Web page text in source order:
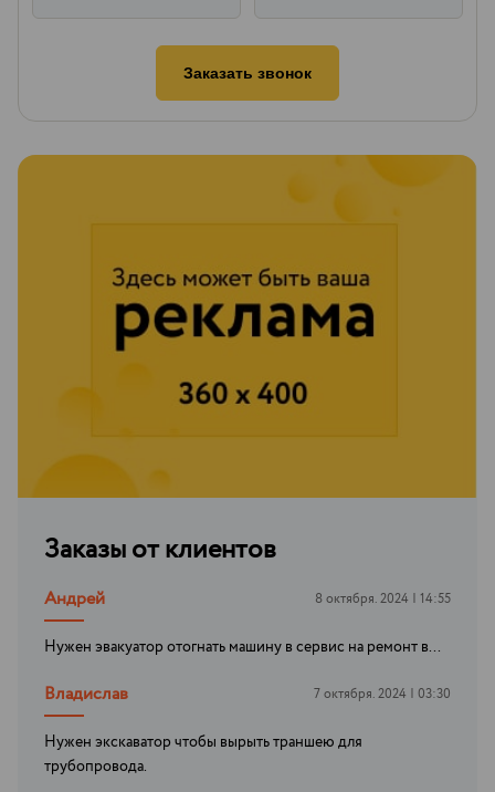
Заказать звонок
Заказы от клиентов
Андрей 8 октября. 2024 | 14:55
Нужен эвакуатор отогнать машину в сервис на ремонт в...
Владислав 7 октября. 2024 | 03:30
Нужен экскаватор чтобы вырыть траншею для
трубопровода.